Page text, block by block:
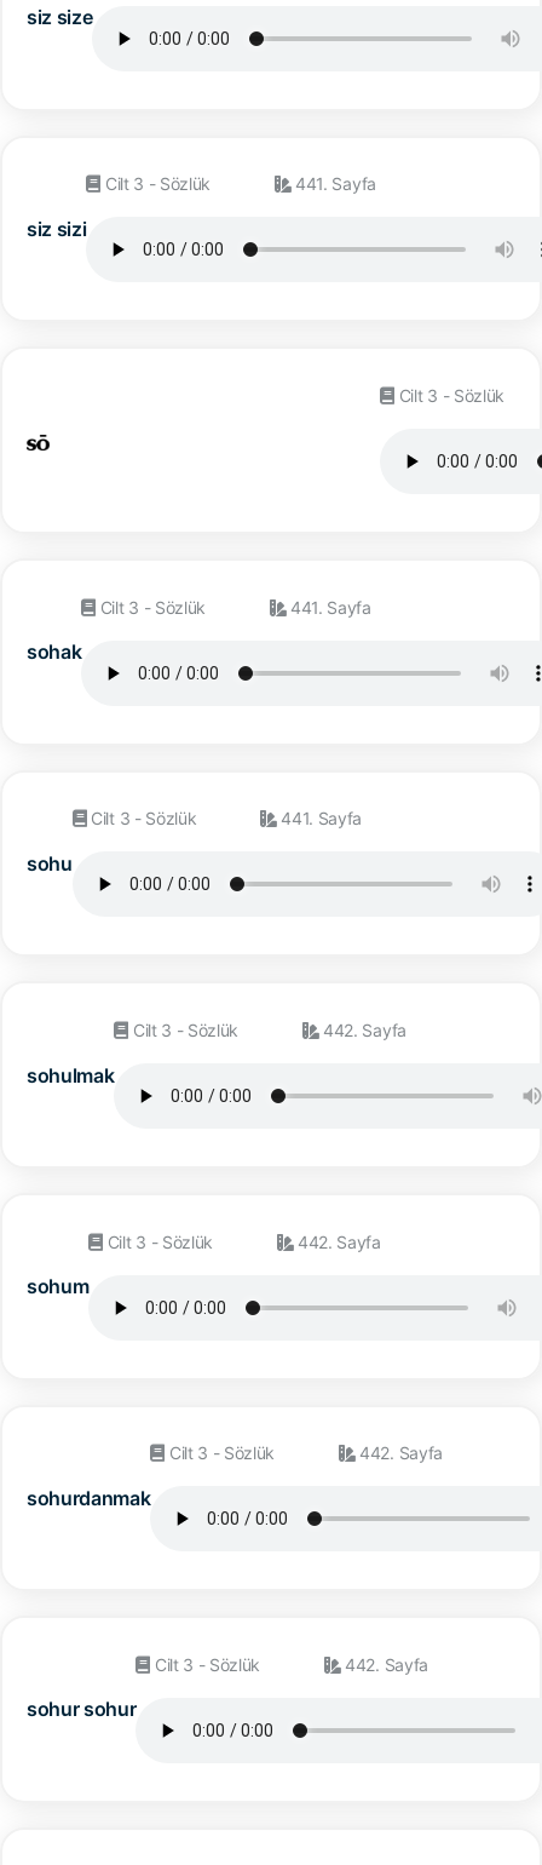
siz size
siz sizi
Cilt 3 - Sözlük 441. Sayfa
Cilt 3 - Sözlük
sohak
Cilt 3 - Sözlük 441. Sayfa
sohu
Cilt 3 - Sözlük 441. Sayfa
sohulmak
Cilt 3 - Sözlük 442. Sayfa
sohum
Cilt 3 - Sözlük 442. Sayfa
sohurdanmak
Cilt 3 - Sözlük 442. Sayfa
sohur sohur
Cilt 3 - Sözlük 442. Sayfa